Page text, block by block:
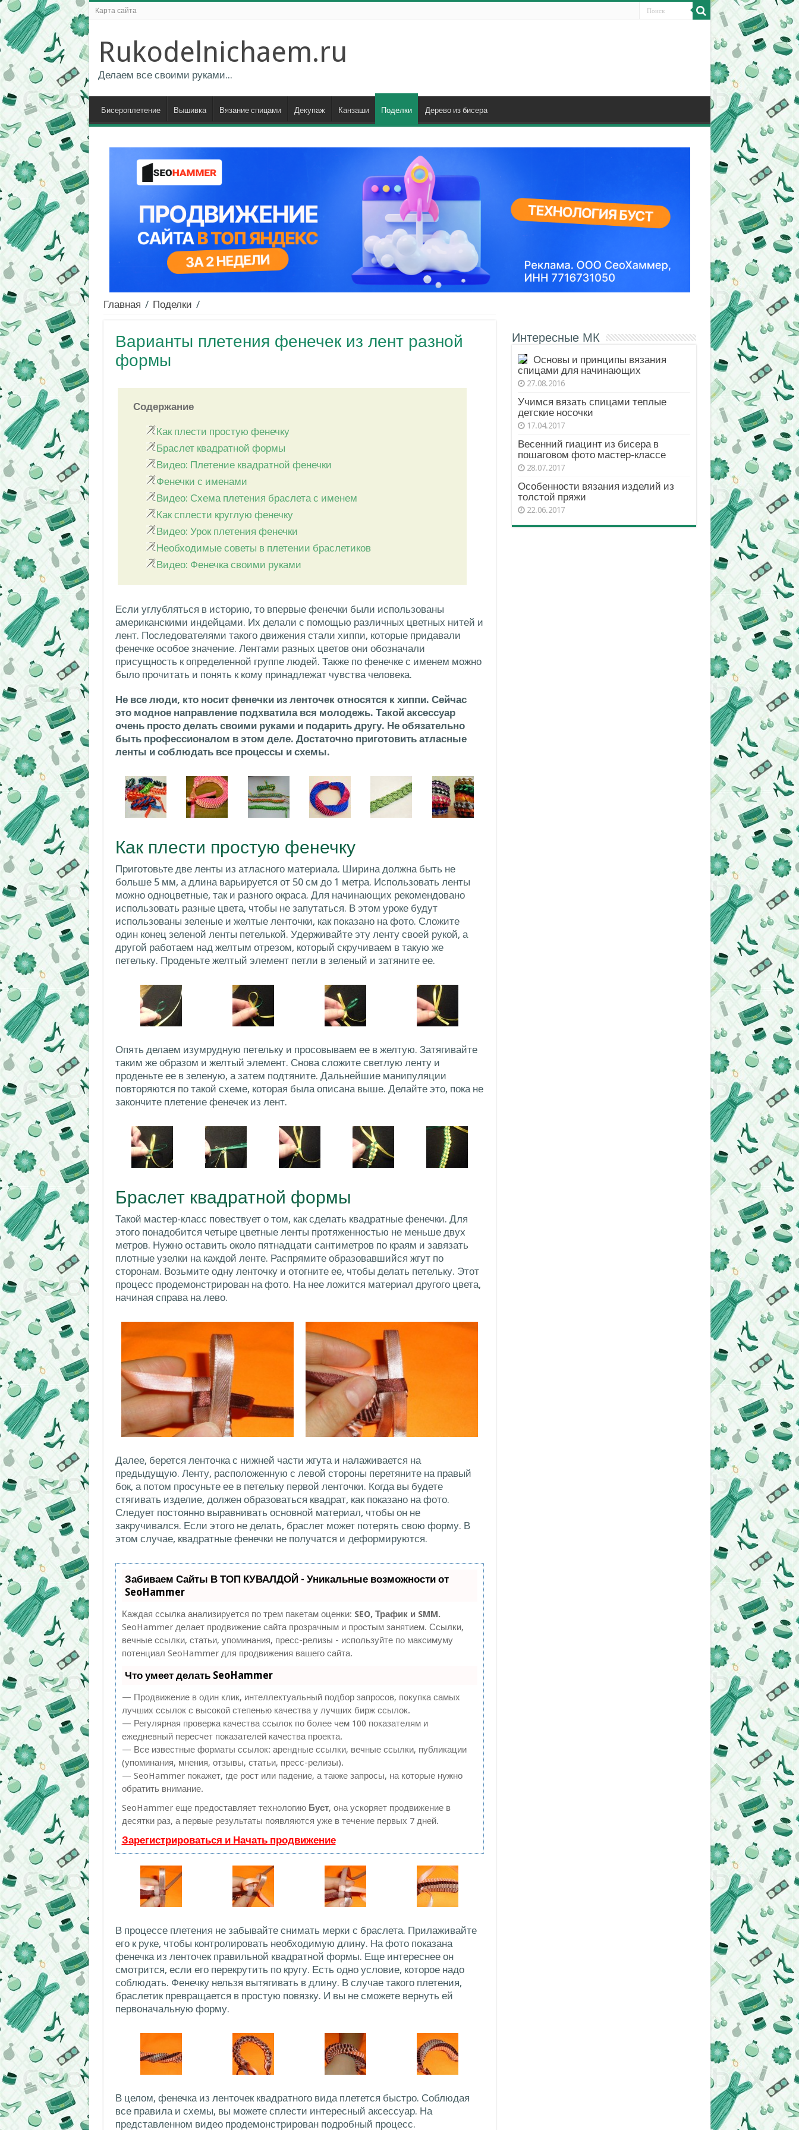
Карта сайта
Rukodelnichaem.ru
Делаем все своими руками...
Бисероплетение Вышивка Вязание спицами Декупаж Канзаши Поделки Дерево из бисера
Главная / Поделки /
Варианты плетения фенечек из лент разной
формы
Содержание
Как плести простую фенечку
Браслет квадратной формы
Видео: Плетение квадратной фенечки
Фенечки с именами
Видео: Схема плетения браслета с именем
Как сплести круглую фенечку
Видео: Урок плетения фенечки
Необходимые советы в плетении браслетиков
Видео: Фенечка своими руками
Если углубляться в историю, то впервые фенечки были использованы
американскими индейцами. Их делали с помощью различных цветных нитей и
лент. Последователями такого движения стали хиппи, которые придавали
фенечке особое значение. Лентами разных цветов они обозначали
присущность к определенной группе людей. Также по фенечке с именем можно
было прочитать и понять к кому принадлежат чувства человека.
Не все люди, кто носит фенечки из ленточек относятся к хиппи. Сейчас
это модное направление подхватила вся молодежь. Такой аксессуар
очень просто делать своими руками и подарить другу. Не обязательно
быть профессионалом в этом деле. Достаточно приготовить атласные
ленты и соблюдать все процессы и схемы.
Как плести простую фенечку
Приготовьте две ленты из атласного материала. Ширина должна быть не
больше 5 мм, а длина варьируется от 50 см до 1 метра. Использовать ленты
можно одноцветные, так и разного окраса. Для начинающих рекомендовано
использовать разные цвета, чтобы не запутаться. В этом уроке будут
использованы зеленые и желтые ленточки, как показано на фото. Сложите
один конец зеленой ленты петелькой. Удерживайте эту ленту своей рукой, а
другой работаем над желтым отрезом, который скручиваем в такую же
петельку. Проденьте желтый элемент петли в зеленый и затяните ее.
Опять делаем изумрудную петельку и просовываем ее в желтую. Затягивайте
таким же образом и желтый элемент. Снова сложите светлую ленту и
проденьте ее в зеленую, а затем подтяните. Дальнейшие манипуляции
повторяются по такой схеме, которая была описана выше. Делайте это, пока не
закончите плетение фенечек из лент.
Браслет квадратной формы
Такой мастер-класс повествует о том, как сделать квадратные фенечки. Для
этого понадобится четыре цветные ленты протяженностью не меньше двух
метров. Нужно оставить около пятнадцати сантиметров по краям и завязать
плотные узелки на каждой ленте. Распрямите образовавшийся жгут по
сторонам. Возьмите одну ленточку и отогните ее, чтобы делать петельку. Этот
процесс продемонстрирован на фото. На нее ложится материал другого цвета,
начиная справа на лево.
Далее, берется ленточка с нижней части жгута и налаживается на
предыдущую. Ленту, расположенную с левой стороны перетяните на правый
бок, а потом просуньте ее в петельку первой ленточки. Когда вы будете
стягивать изделие, должен образоваться квадрат, как показано на фото.
Следует постоянно выравнивать основной материал, чтобы он не
закручивался. Если этого не делать, браслет может потерять свою форму. В
этом случае, квадратные фенечки не получатся и деформируются.
Забиваем Сайты В ТОП КУВАЛДОЙ - Уникальные возможности от
SeoHammer
Каждая ссылка анализируется по трем пакетам оценки: SEO, Трафик и SMM.
SeoHammer делает продвижение сайта прозрачным и простым занятием. Ссылки,
вечные ссылки, статьи, упоминания, пресс-релизы - используйте по максимуму
потенциал SeoHammer для продвижения вашего сайта.
Что умеет делать SeoHammer
— Продвижение в один клик, интеллектуальный подбор запросов, покупка самых
лучших ссылок с высокой степенью качества у лучших бирж ссылок.
— Регулярная проверка качества ссылок по более чем 100 показателям и
ежедневный пересчет показателей качества проекта.
— Все известные форматы ссылок: арендные ссылки, вечные ссылки, публикации
(упоминания, мнения, отзывы, статьи, пресс-релизы).
— SeoHammer покажет, где рост или падение, а также запросы, на которые нужно
обратить внимание.
SeoHammer еще предоставляет технологию Буст, она ускоряет продвижение в
десятки раз, а первые результаты появляются уже в течение первых 7 дней.
Зарегистрироваться и Начать продвижение
В процессе плетения не забывайте снимать мерки с браслета. Прилаживайте
его к руке, чтобы контролировать необходимую длину. На фото показана
фенечка из ленточек правильной квадратной формы. Еще интереснее он
смотрится, если его перекрутить по кругу. Есть одно условие, которое надо
соблюдать. Фенечку нельзя вытягивать в длину. В случае такого плетения,
браслетик превращается в простую повязку. И вы не сможете вернуть ей
первоначальную форму.
В целом, фенечка из ленточек квадратного вида плетется быстро. Соблюдая
все правила и схемы, вы можете сплести интересный аксессуар. На
представленном видео продемонстрирован подробный процесс.
Интересные МК
Основы и принципы вязания
спицами для начинающих
27.08.2016
Учимся вязать спицами теплые
детские носочки
17.04.2017
Весенний гиацинт из бисера в
пошаговом фото мастер-классе
28.07.2017
Особенности вязания изделий из
толстой пряжи
22.06.2017